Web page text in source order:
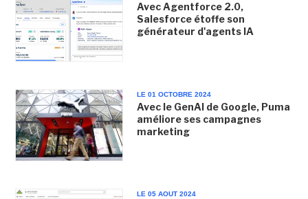
Avec Agentforce 2.0,
Salesforce étoffe son
générateur d'agents IA
LE 01 OCTOBRE 2024
Avec le GenAI de Google, Puma
améliore ses campagnes
marketing
LE 05 AOUT 2024